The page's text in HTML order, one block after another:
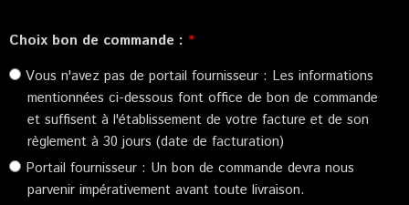
Choix bon de commande : *
Vous n'avez pas de portail fournisseur : Les informations
mentionnées ci-dessous font office de bon de commande
et suffisent à l'établissement de votre facture et de son
règlement à 30 jours (date de facturation)
Portail fournisseur : Un bon de commande devra nous
parvenir impérativement avant toute livraison.